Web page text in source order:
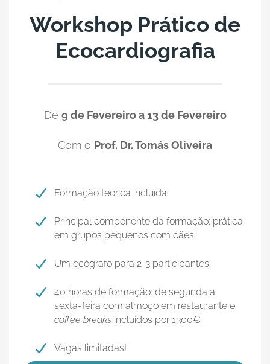
Workshop Prático de
Ecocardiografia
De 9 de Fevereiro a 13 de Fevereiro
Com o Prof. Dr. Tomás Oliveira
Formação teórica incluída
Principal componente da formação: prática
em grupos pequenos com cães
Um ecógrafo para 2-3 participantes
40 horas de formação: de segunda a
sexta-feira com almoço em restaurante e
coffee breaks incluídos por 1300€
Vagas limitadas!